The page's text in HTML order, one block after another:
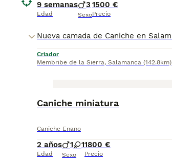
9 semanas
Edad
3
Sexo
1500 €
Precio
Criador
Membribe de la Sierra, Salamanca (142.8km)
Caniche miniatura
Caniche Enano
2 años
Edad
1 1
Sexo
1800 €
Precio